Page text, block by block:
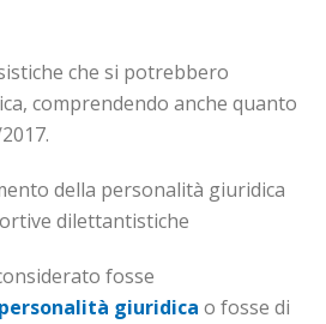
che si potrebbero
comprendendo anche quanto
della personalità giuridica
dilettantistiche
fosse
giuridica o fosse di